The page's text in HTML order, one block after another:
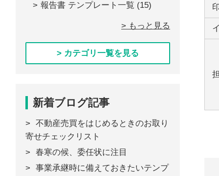
報告書 テンプレート一覧 (15)
> もっと見る
> カテゴリ一覧を見る
新着ブログ記事
不動産売買をはじめるときのお取り
寄せチェックリスト
春寒の候、委任状に注目
事業承継時に備えておきたいテンプ